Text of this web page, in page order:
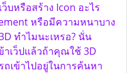
บหรือสร้าง Icon อะไร
หรือมีความหนาบาง
ทำไมนะเหรอ? นั่น
าเว็ปแล้วถ้าคุณใช้ 3D
เข้าไปอยู่ในการค้นหา